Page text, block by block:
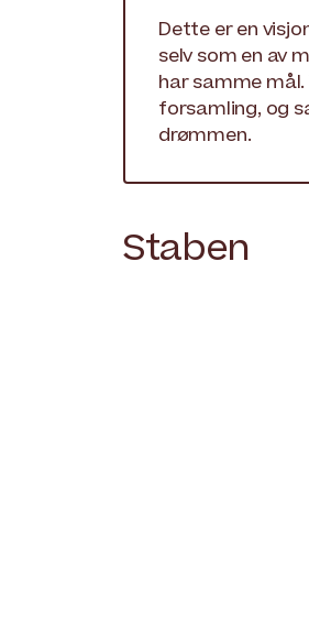
Dette er en
selv som en av
har samme
forsamling, og
drømmen.
Staben